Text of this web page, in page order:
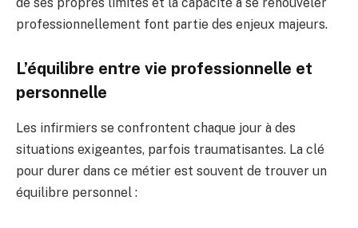
professionnellement font partie des enjeux majeurs.
L’équilibre entre vie professionnelle et
personnelle
Les infirmiers se confrontent chaque jour à des
situations exigeantes, parfois traumatisantes. La clé
pour durer dans ce métier est souvent de trouver un
équilibre personnel :